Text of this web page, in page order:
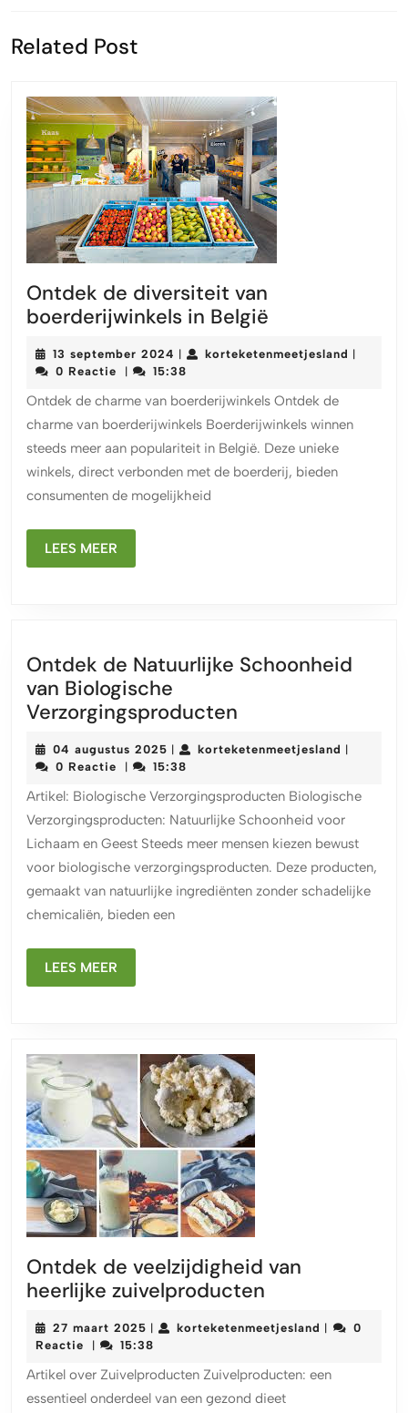
bericht:
Related Post
Ontdek de diversiteit van
boerderijwinkels in België
diversiteit
in
België
13 september 2024 13
september
| korteketenmeetjesland |
0 Reactie | 15:38
Ontdek de charme van boerderijwinkels Ontdek de
charme van boerderijwinkels Boerderijwinkels winnen
steeds meer aan populariteit in België. Deze unieke
winkels, direct verbonden met de boerderij, bieden
consumenten de mogelijkheid
LEES MEER
MEER
Ontdek de Natuurlijke Schoonheid
van Biologische
Verzorgingsproducten
Natuurlijke
van
Biologische
04 augustus 2025 04
augustus
| korteketenmeetjesland |
0 Reactie | 15:38
Artikel: Biologische Verzorgingsproducten Biologische
Verzorgingsproducten: Natuurlijke Schoonheid voor
Lichaam en Geest Steeds meer mensen kiezen bewust
voor biologische verzorgingsproducten. Deze producten,
gemaakt van natuurlijke ingrediënten zonder schadelijke
chemicaliën, bieden een
LEES MEER
MEER
Ontdek de veelzijdigheid van
heerlijke zuivelproducten
veelzijdigheid
heerlijke
27 maart 2025 27
maart
| korteketenmeetjesland |
0
Reactie
| 15:38
Artikel over Zuivelproducten Zuivelproducten: een
essentieel onderdeel van een gezond dieet